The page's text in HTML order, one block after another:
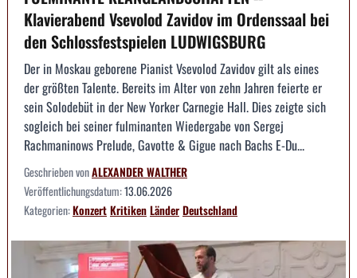
Klavierabend Vsevolod Zavidov im Ordenssaal bei
den Schlossfestspielen LUDWIGSBURG
Der in Moskau geborene Pianist Vsevolod Zavidov gilt als eines
der größten Talente. Bereits im Alter von zehn Jahren feierte er
sein Solodebüt in der New Yorker Carnegie Hall. Dies zeigte sich
sogleich bei seiner fulminanten Wiedergabe von Sergej
Rachmaninows Prelude, Gavotte & Gigue nach Bachs E-Du...
Geschrieben vonALEXANDER WALTHER
Veröffentlichungsdatum:13.06.2026
Kategorien:KonzertKritikenLänderDeutschland